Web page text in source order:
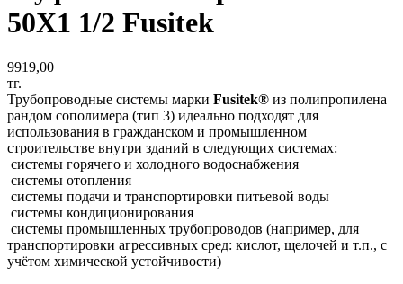
50Х1 1/2 Fusitek
9919,00
тг.
Трубопроводные системы марки Fusitek® из полипропилена
рандом сополимера (тип 3) идеально подходят для
использования в гражданском и промышленном
строительстве внутри зданий в следующих системах:
системы горячего и холодного водоснабжения
системы отопления
системы подачи и транспортировки питьевой воды
системы кондиционирования
системы промышленных трубопроводов (например, для
транспортировки агрессивных сред: кислот, щелочей и т.п., с
учётом химической устойчивости)